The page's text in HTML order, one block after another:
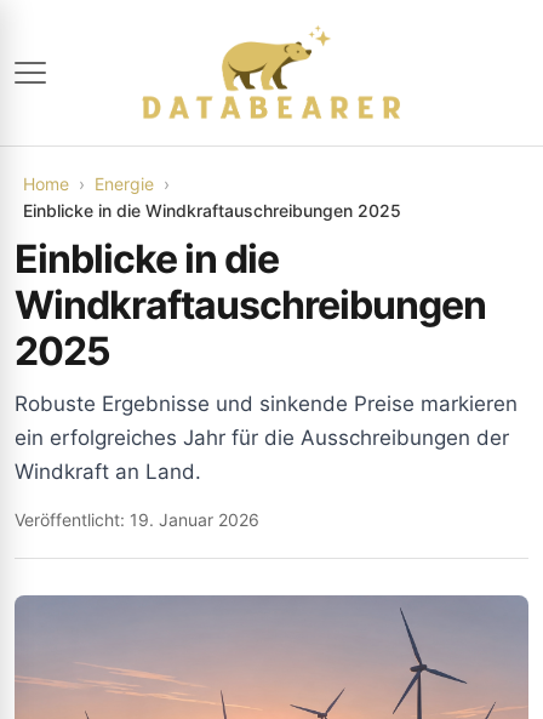
Home
Energie
Einblicke in die Windkraftauschreibungen 2025
Einblicke in die
Windkraftauschreibungen
2025
Robuste Ergebnisse und sinkende Preise markieren
ein erfolgreiches Jahr für die Ausschreibungen der
Windkraft an Land.
Veröffentlicht: 19. Januar 2026